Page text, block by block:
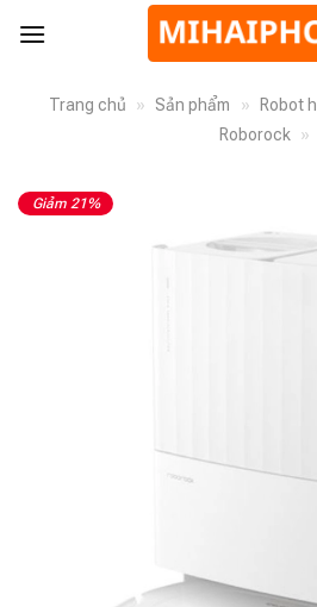
Trang chủ » Sản phẩm » Robot
Roborock
»
Giảm 21%